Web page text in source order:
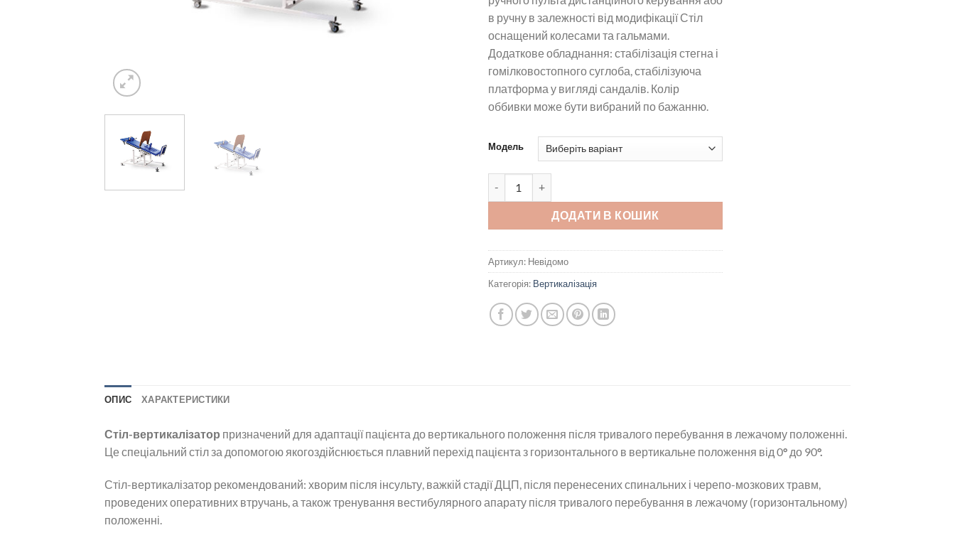
в ручну в залежності від модифікації Стіл
оснащений колесами та гальмами.
Додаткове обладнання: стабілізація стегна і
гомілковостопного суглоба, стабілізуюча
платформа у вигляді сандалів. Колір
оббивки може бути вибраний по бажанню.
Модель
ДОДАТИ В КОШИК
Артикул: Невідомо
Категорія: Вертикалізація
ОПИС ХАРАКТЕРИСТИКИ
Стіл-вертикалізатор призначений для адаптації пацієнта до вертикального положення після тривалого перебування в лежачому положенні.
Це спеціальний стіл за допомогою якогоздійснюється плавний перехід пацієнта з горизонтального в вертикальне положення від 0° до 90°.
Стіл-вертикалізатор рекомендований: хворим після інсульту, важкій стадії ДЦП, після перенесених спинальних і черепо-мозкових травм,
проведених оперативних втручань, а також тренування вестибулярного апарату після тривалого перебування в лежачому (горизонтальному)
положенні.